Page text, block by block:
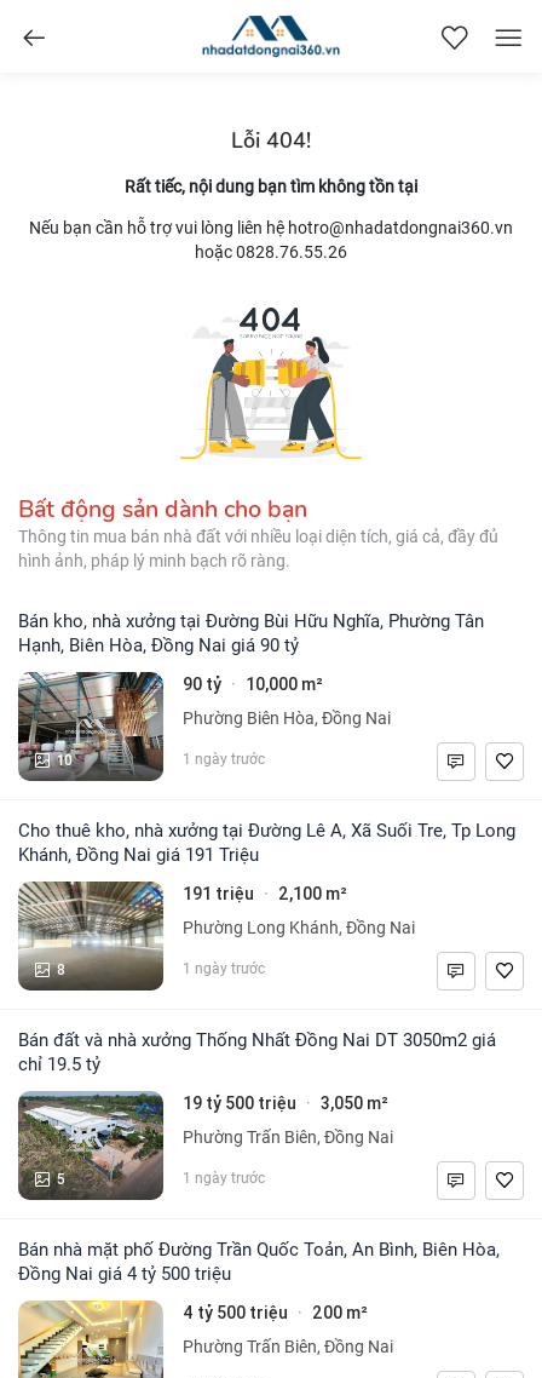
nhadatdongnai360.vn
Lỗi 404!
Rất tiếc, nội dung bạn tìm không tồn tại
Nếu bạn cần hỗ trợ vui lòng liên hệ hotro@nhadatdongnai360.vn
hoặc 0828.76.55.26
Bất động sản dành cho bạn
Thông tin mua bán nhà đất với nhiều loại diện tích, giá cả, đầy đủ
hình ảnh, pháp lý minh bạch rõ ràng.
Bán kho, nhà xưởng tại Đường Bùi Hữu Nghĩa, Phường Tân
Hạnh, Biên Hòa, Đồng Nai giá 90 tỷ
10
90 tỷ · 10,000 m²
Phường Biên Hòa, Đồng Nai
1 ngày trước
Cho thuê kho, nhà xưởng tại Đường Lê A, Xã Suối Tre, Tp Long
Khánh, Đồng Nai giá 191 Triệu
8
191 triệu · 2,100 m²
Phường Long Khánh, Đồng Nai
1 ngày trước
Bán đất và nhà xưởng Thống Nhất Đồng Nai DT 3050m2 giá
chỉ 19.5 tỷ
5
19 tỷ 500 triệu · 3,050 m²
Phường Trấn Biên, Đồng Nai
1 ngày trước
Bán nhà mặt phố Đường Trần Quốc Toản, An Bình, Biên Hòa,
Đồng Nai giá 4 tỷ 500 triệu
4 tỷ 500 triệu · 200 m²
Phường Trấn Biên, Đồng Nai